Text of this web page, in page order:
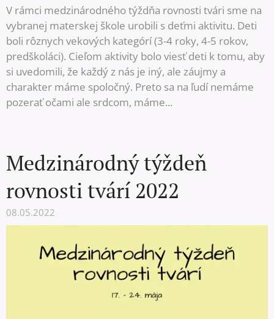
V rámci medzinárodného týždňa rovnosti tvári sme na
vybranej materskej škole urobili s deťmi aktivitu. Deti
boli rôznych vekových kategórí (3-4 roky, 4-5 rokov,
predškoláci). Cieľom aktivity bolo viesť deti k tomu, aby
si uvedomili, že každý z nás je iný, ale záujmy a
charakter máme spoločný. Preto sa na ľudí nemáme
pozerať očami ale srdcom, máme...
Medzinárodný týždeň
rovnosti tvárí 2022
08.05.2022